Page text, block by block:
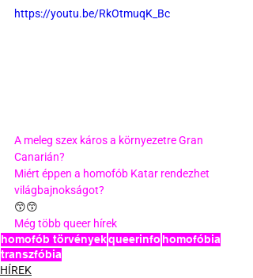
https://youtu.be/RkOtmuqK_Bc
A meleg szex káros a környezetre Gran
Canarián?
Miért éppen a homofób Katar rendezhet
világbajnokságot?
😙😙
Még több queer hírek
homofób törvényekqueerinfohomofóbia
transzfóbia
HÍREK